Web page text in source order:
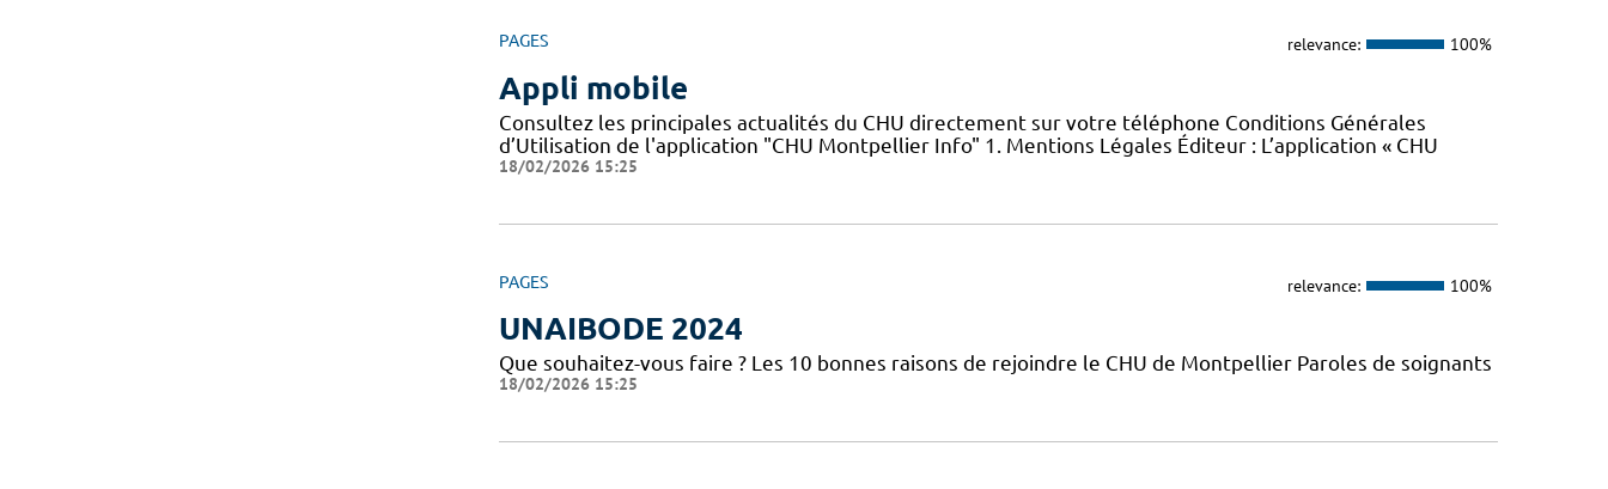
PAGES relevance: 100%
Appli mobile
Consultez les principales actualités du CHU directement sur votre téléphone Conditions Générales
d’Utilisation de l'application "CHU Montpellier Info" 1. Mentions Légales Éditeur : L’application « CHU
18/02/2026 15:25
PAGES relevance: 100%
UNAIBODE 2024
Que souhaitez-vous faire ? Les 10 bonnes raisons de rejoindre le CHU de Montpellier Paroles de soignants
18/02/2026 15:25